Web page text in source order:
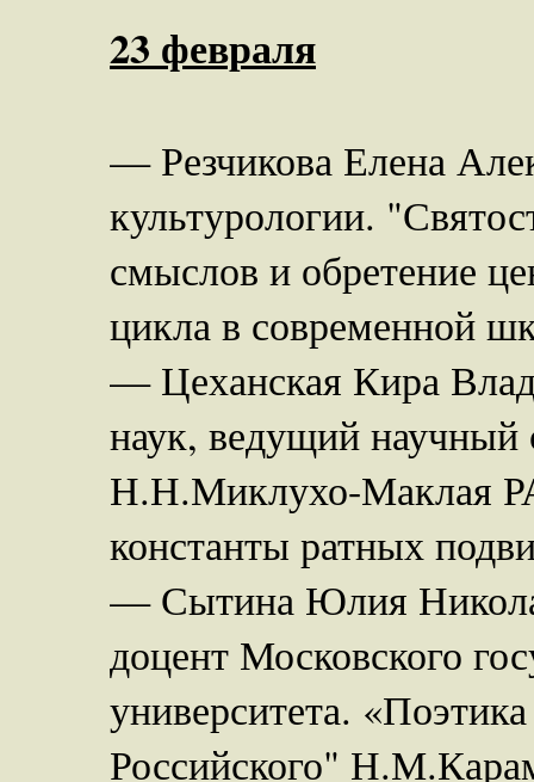
23 февраля
— Резчикова Елена
культурологии.
смыслов и обретение
цикла в современной
— Цеханская Кира
наук, ведущий
Н.Н.Миклухо-Маклая
константы ратных
— Сытина Юлия
доцент Московского
университета.
Российского"